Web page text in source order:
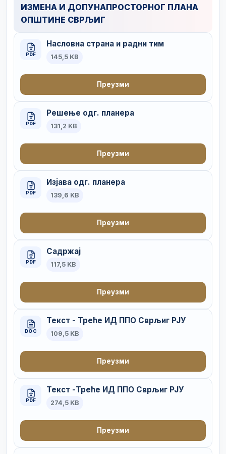
ИЗМЕНА И ДОПУНАПРОСТОРНОГ ПЛАНА
ОПШТИНЕ СВРЉИГ
PDF
Насловна страна и радни тим
145,5 KB
Преузми
PDF
Решење одг. планера
131,2 KB
Преузми
PDF
Изјава одг. планера
139,6 KB
Преузми
PDF
Садржај
117,5 KB
Преузми
DOC
Текст - Треће ИД ППО Сврљиг РЈУ
109,5 KB
Преузми
PDF
Текст -Треће ИД ППО Сврљиг РЈУ
274,5 KB
Преузми